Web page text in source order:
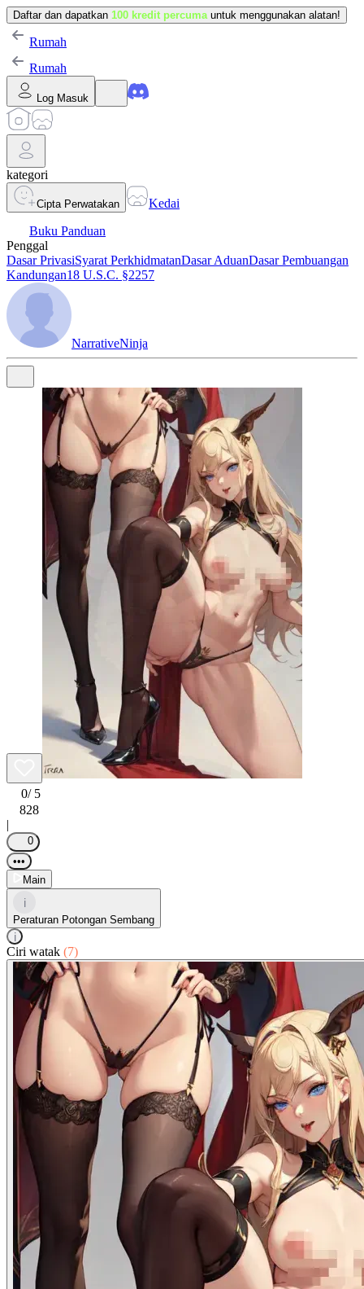
Daftar dan dapatkan 100 kredit percuma untuk menggunakan alatan!
Rumah
Rumah
Log Masuk
kategori
Cipta Perwatakan
Kedai
Buku Panduan
Penggal
Dasar PrivasiSyarat PerkhidmatanDasar AduanDasar Pembuangan
Kandungan18 U.S.C. §2257
NarrativeNinja
0/ 5
828
|
0
•••
Main
i
Peraturan Potongan Sembang
i
Ciri watak (7)